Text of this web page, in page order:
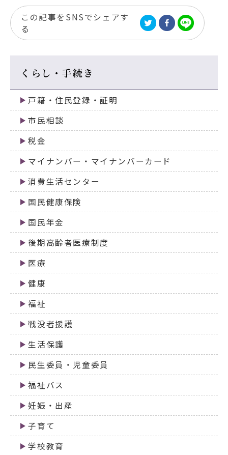
この記事をSNSでシェアす
る
くらし・手続き
戸籍・住民登録・証明
市民相談
税金
マイナンバー・マイナンバーカード
消費生活センター
国民健康保険
国民年金
後期高齢者医療制度
医療
健康
福祉
戦没者援護
生活保護
民生委員・児童委員
福祉バス
妊娠・出産
子育て
学校教育